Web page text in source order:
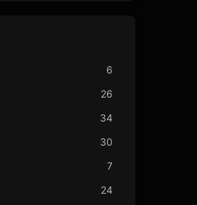
6
26
34
30
7
24